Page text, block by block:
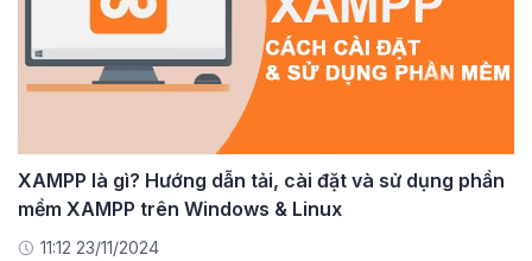
XAMPP là gì? Hướng dẫn tải, cài đặt và sử dụng phần
mềm XAMPP trên Windows & Linux
11:12 23/11/2024